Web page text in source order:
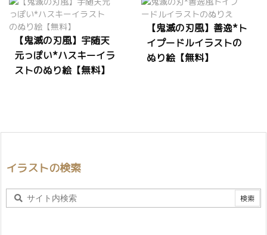
【鬼滅の刃風】宇随天
元っぽい*ハスキーイラ
ストのぬり絵【無料】
【鬼滅の刃風】善逸*ト
イプードルイラストの
ぬり絵【無料】
イラストの検索